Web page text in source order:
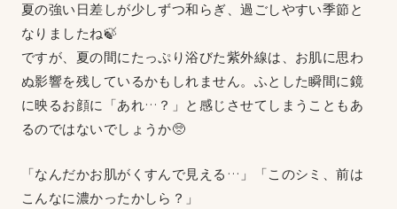
夏の強い日差しが少しずつ和らぎ、過ごしやすい季節と
なりましたね🍃
ですが、夏の間にたっぷり浴びた紫外線は、お肌に思わ
ぬ影響を残しているかもしれません。ふとした瞬間に鏡
に映るお顔に「あれ…？」と感じさせてしまうこともあ
るのではないでしょうか🥺
「なんだかお肌がくすんで見える…」「このシミ、前は
こんなに濃かったかしら？」